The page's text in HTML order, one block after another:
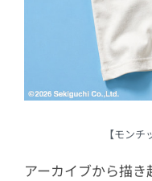
【モン
アーカイブから描